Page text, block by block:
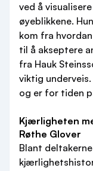
ved å
øyeblikkene.
kom fra
til å akseptere
fra Hauk
viktig
og er for tiden
Kjærligheten
Røthe Glover
Blant